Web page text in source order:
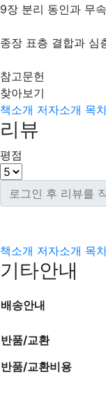
9장 분리 동인과 무
종장 표층 결합과 심
참고문헌
찾아보기
책소개 저자소개 목
리뷰
평점
책소개 저자소개 목
기타안내
배송안내
반품/교환
반품/교환비용